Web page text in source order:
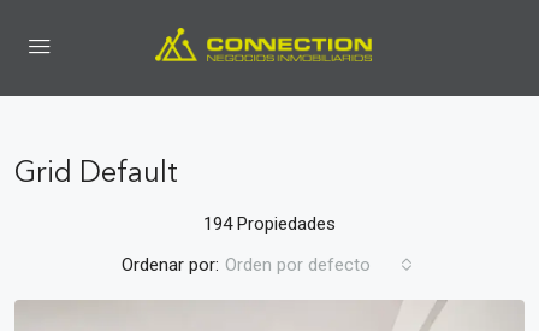
Grid Default
194 Propiedades
Ordenar por: Orden por defecto